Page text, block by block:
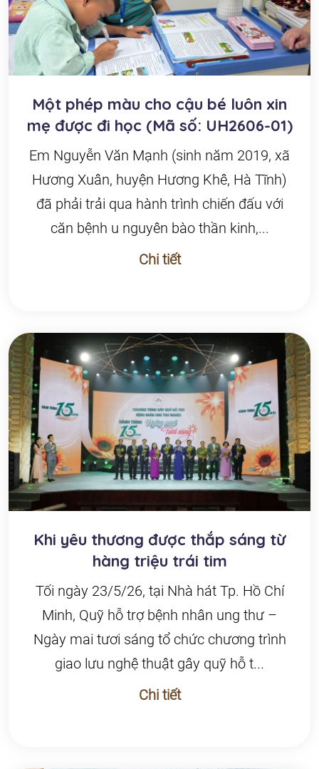
Một phép màu cho cậu bé luôn xin
mẹ được đi học (Mã số: UH2606-01)
Em Nguyễn Văn Mạnh (sinh năm 2019, xã
Hương Xuân, huyện Hương Khê, Hà Tĩnh)
đã phải trải qua hành trình chiến đấu với
căn bệnh u nguyên bào thần kinh,...
Chi tiết
Khi yêu thương được thắp sáng từ
hàng triệu trái tim
Tối ngày 23/5/26, tại Nhà hát Tp. Hồ Chí
Minh, Quỹ hỗ trợ bệnh nhân ung thư –
Ngày mai tươi sáng tổ chức chương trình
giao lưu nghệ thuật gây quỹ hỗ t...
Chi tiết